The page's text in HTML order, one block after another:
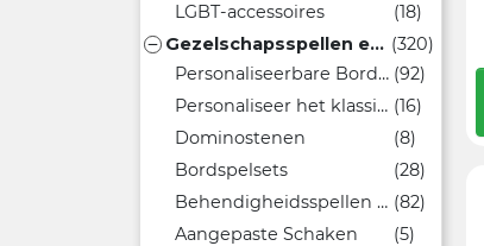
LGBT-accessoires
(18)
 Gezelschapsspellen en Speelgoed (320)
Personaliseerbare Bordspellen voor Jong en Oud (92)
Personaliseer het klassieke spel Tictactoe (16)
Dominostenen
(8)
Bordspelsets
(28)
Behendigheidsspellen met opdruk (82)
Aangepaste Schaken
(5)